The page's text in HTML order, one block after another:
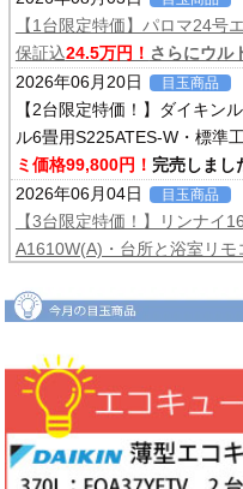
【1台限定特価】パロマ24号
保証込24.5万円！ さらにウル
2026年06月20日
目玉商品
【2台限定特価！】ダイキン
ル6畳用S225ATES-W・標準
ミ価格99,800円！ 完売しまし
2026年06月04日
目玉商品
【3台限定特価！】リンナイ
A1610W(A)・台所と浴室リモ
2026年06月04日
デル6畳用S225ATCS-W・標
年保証付きコミコミ価格
2026年06月02日
キャンペーン
ノーリツでおトクに買替え！
リ接続で
現金最大35,000円